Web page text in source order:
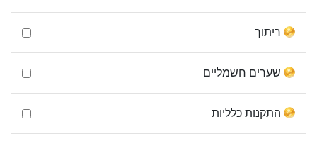
ריתוך
שערים חשמליים
התקנות כלליות